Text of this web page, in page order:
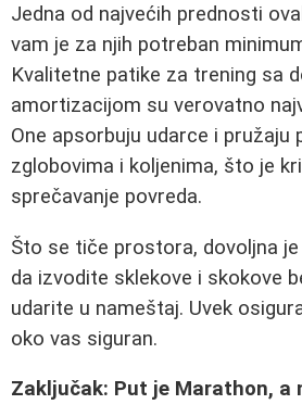
Jedna od najvećih prednosti
vam je za njih potreban
Kvalitetne patike za trening sa
amortizacijom su verovatno
One apsorbuju udarce i pružaju
zglobovima i koljenima, što je
sprečavanje povreda.
Što se tiče prostora, dovoljna
da izvodite sklekove i skokove
udarite u nameštaj. Uvek
oko vas siguran.
Zaključak: Put je Marathon, a